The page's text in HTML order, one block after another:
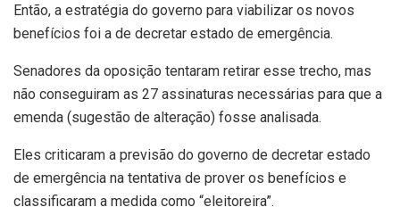
Então, a estratégia do governo para viabilizar os novos
benefícios foi a de decretar estado de emergência.
Senadores da oposição tentaram retirar esse trecho, mas
não conseguiram as 27 assinaturas necessárias para que a
emenda (sugestão de alteração) fosse analisada.
Eles criticaram a previsão do governo de decretar estado
de emergência na tentativa de prover os benefícios e
classificaram a medida como “eleitoreira”.